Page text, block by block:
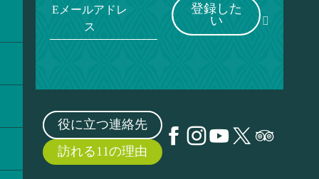
Eメールアドレ
ス
登録した
い
役に立つ連絡先
訪れる11の理由